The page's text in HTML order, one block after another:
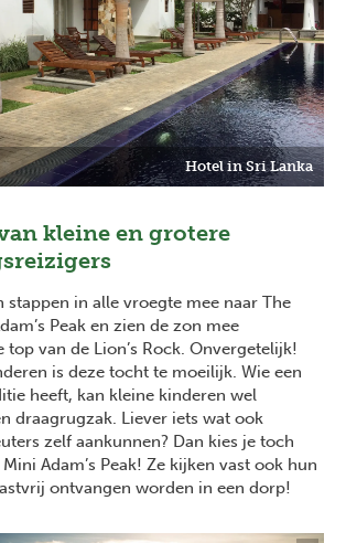
Hotel in Sri Lanka
kleine en grotere
stappen in alle vroegte mee naar The
Peak en zien de zon mee
top van de Lion’s Rock. Onvergetelijk!
is deze tocht te moeilijk. Wie een
heeft, kan kleine kinderen wel
draagrugzak. Liever iets wat ook
zelf aankunnen? Dan kies je toch
Adam’s Peak! Ze kijken vast ook hun
ontvangen worden in een dorp!